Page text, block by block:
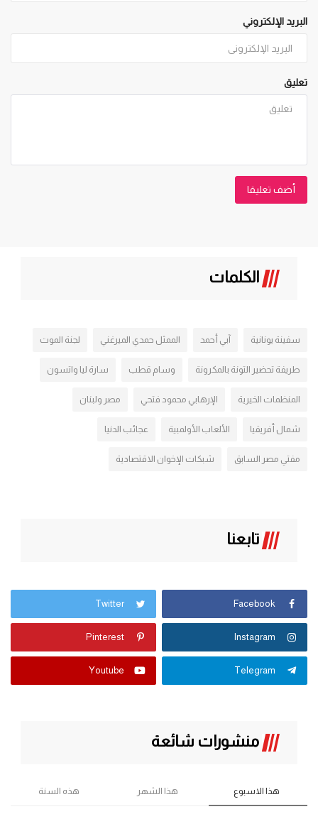
البريد الإلكتروني
تعليق
أضف تعليقا
الكلمات
سفينة يونانية آبي أحمد الممثل حمدي الميرغني لجنة الموت
طريفة تحضير التونة بالمكرونة وسام قطب سارة ليا واتسون
المنظمات الخيرية الإرهابي محمود فتحي مصر ولبنان
شمال أفريقيا الألعاب الأولمبية عجائب الدنيا
مفتي مصر السابق شبكات الإخوان الاقتصادية
تابعنا
Facebook
Twitter
Instagram
Pinterest
Telegram
Youtube
منشورات شائعة
هذا الاسبوع هذا الشهر هذه السنة